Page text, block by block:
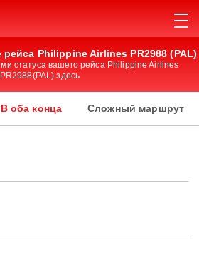
Philippine Airlines PR2988 (PAL)
статуса вашего рейса Philippine Airlines
PR2988(PAL) здесь
В оба конца Сложный маршрут